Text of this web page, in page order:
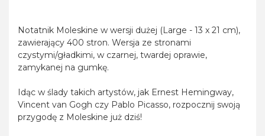
Notatnik Moleskine w wersji dużej (Large - 13 x 21 cm),
zawierający 400 stron. Wersja ze stronami
czystymi/gładkimi, w czarnej, twardej oprawie,
zamykanej na gumkę.
Idąc w ślady takich artystów, jak Ernest Hemingway,
Vincent van Gogh czy Pablo Picasso, rozpocznij swoją
przygodę z Moleskine już dziś!